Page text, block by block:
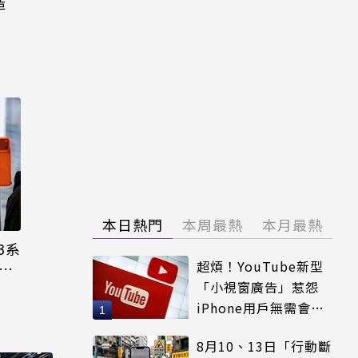
系
本日熱門 本周最熱 本月最熱
超煩！YouTube新型
「小視窗廣告」惹怨
iPhone用戶無需會員
8月10、13日「行動斷